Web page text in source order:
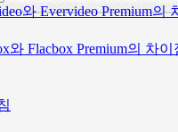
와 Evervideo Premium의
와 Flacbox Premium의 차